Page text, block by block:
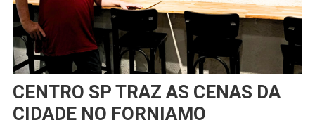
CENTRO SP TRAZ AS CENAS DA
CIDADE NO FORNIAMO